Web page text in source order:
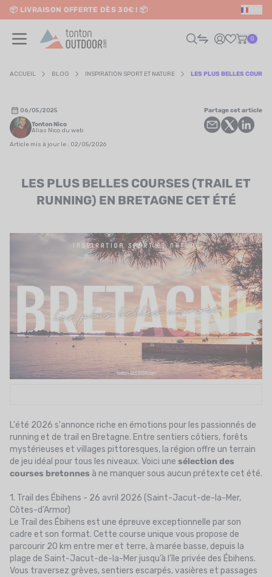
content
📦 LIVRAISON OFFERTE DÈS 30€ ! 📦
✨ RETRAIT EN MAGASIN GRATUIT
0
/ VOYAGE
SPORTS
LE BLOG DES TONTONS
CONTACT
ACCUEIL BLOG INSPIRATION SPORT ET NATURE LES PLUS BELLES
06/05/2025
Tonton Nico
Alias Nico du web
Article mis à jour le : 02/05/2026
Partage cet article
LES PLUS BELLES COURSES (TRAIL ET
RUNNING) EN BRETAGNE CET ÉTÉ
L'été 2026 s'annonce riche en émotions pour les passionnés de
running et de trail en Bretagne. Entre sentiers côtiers, forêts
mystérieuses et villages pittoresques, la région offre un terrain
de jeu idéal pour tous les niveaux. Voici une sélection des
courses bretonnes à ne manquer sous aucun prétexte cet été.
1. Trail des Ébihens - 26 avril 2026 (Saint-Jacut-de-la-Mer,
Côtes-d’Armor)
Le Trail des Ébihens est une épreuve exceptionnelle par son
cadre et son format. Cette course unique vous propose de
parcourir 20 km entre mer et terre, à marée basse, depuis la
plage de Saint-Jacut-de-la-Mer jusqu’à l’île privée des Ébihens.
Vous traversez grèves, sentiers escarpés, vasières et passages